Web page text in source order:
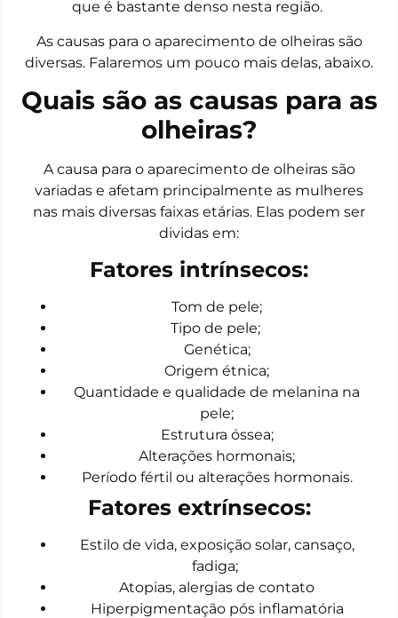
que é bastante denso nesta região.
As causas para o aparecimento de olheiras são
diversas. Falaremos um pouco mais delas, abaixo.
Quais são as causas para as
olheiras?
A causa para o aparecimento de olheiras são
variadas e afetam principalmente as mulheres
nas mais diversas faixas etárias. Elas podem ser
dividas em:
Fatores intrínsecos:
Tom de pele;
Tipo de pele;
Genética;
Origem étnica;
Quantidade e qualidade de melanina na
pele;
Estrutura óssea;
Alterações hormonais;
Período fértil ou alterações hormonais.
Fatores extrínsecos:
Estilo de vida, exposição solar, cansaço,
fadiga;
Atopias, alergias de contato
Hiperpigmentação pós inflamatória